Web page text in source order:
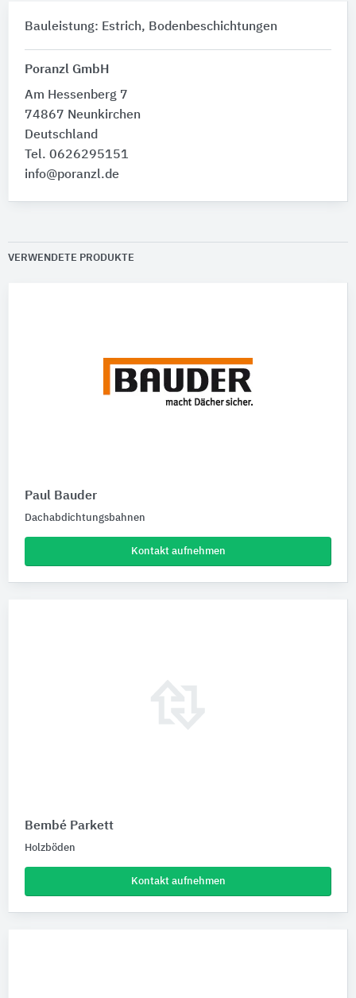
Bauleistung: Estrich, Bodenbeschichtungen
Poranzl GmbH
Am Hessenberg 7
74867 Neunkirchen
Deutschland
Tel. 0626295151
info@poranzl.de
VERWENDETE PRODUKTE
Paul Bauder
Dachabdichtungsbahnen
Kontakt aufnehmen
Bembé Parkett
Holzböden
Kontakt aufnehmen